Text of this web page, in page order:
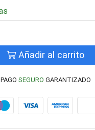
Añadir al carrito
PAGO SEGURO GARANTIZADO